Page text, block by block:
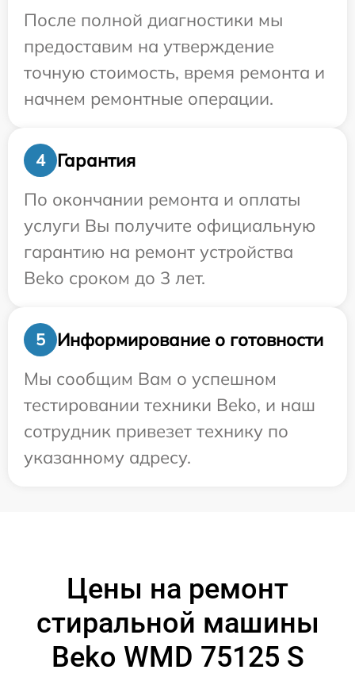
После полной диагностики мы
предоставим на утверждение
точную стоимость, время ремонта и
начнем ремонтные операции.
4
Гарантия
По окончании ремонта и оплаты
услуги Вы получите официальную
гарантию на ремонт устройства
Beko сроком до 3 лет.
5
Информирование о готовности
Мы сообщим Вам о успешном
тестировании техники Beko, и наш
сотрудник привезет технику по
указанному адресу.
Цены на ремонт
стиральной машины
Beko WMD 75125 S